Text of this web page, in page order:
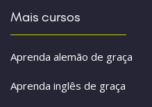
Mais cursos
Aprenda alemão de graça
Aprenda inglês de graça